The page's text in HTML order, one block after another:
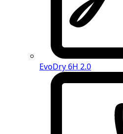
EvoDry 6H 2.0